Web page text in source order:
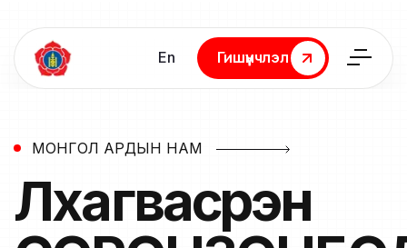
En
Гишүүнчлэл
Гишүүнчлэл
МОНГОЛ АРДЫН НАМ
Лхагвасүрэн